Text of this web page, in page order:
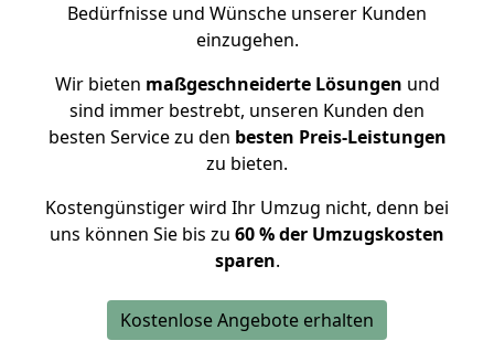
Bedürfnisse und Wünsche unserer Kunden
einzugehen.
Wir bieten maßgeschneiderte Lösungen und
sind immer bestrebt, unseren Kunden den
besten Service zu den besten Preis-Leistungen
zu bieten.
Kostengünstiger wird Ihr Umzug nicht, denn bei
uns können Sie bis zu 60 % der Umzugskosten
sparen.
Kostenlose Angebote erhalten